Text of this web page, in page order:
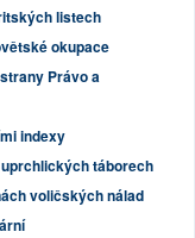
listech
okupace
Právo a
indexy
táborech
voličských nálad